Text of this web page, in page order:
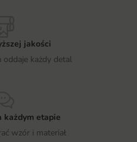
jakości
każdy detal
każdym etapie
wzór i materiał